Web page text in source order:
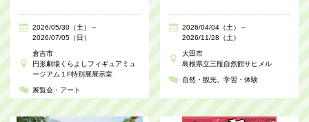
2026/05/30（土）～
2026/07/05（日）
倉吉市
円形劇場くらよしフィギュアミュ
ージアム１F特別展展示室
展覧会・アート
2026/04/04（土）～
2026/11/28（土）
大田市
島根県立三瓶自然館サヒメル
自然・観光 学習・体験